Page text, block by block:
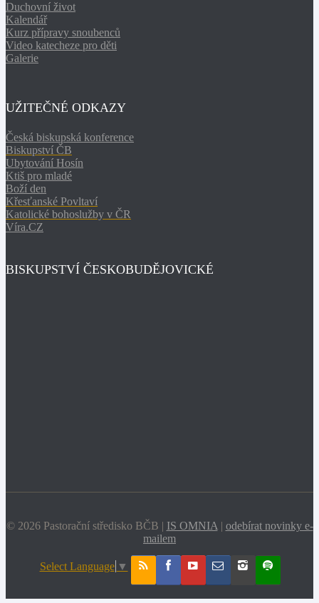
Duchovní život
Kalendář
Kurz přípravy snoubenců
Video katecheze pro děti
Galerie
UŽITEČNÉ ODKAZY
Česká biskupská konference
Biskupství ČB
Ubytování Hosín
Ktiš pro mladé
Boží den
Křesťanské Povltaví
Katolické bohoslužby v ČR
Víra.CZ
BISKUPSTVÍ ČESKOBUDĚJOVICKÉ
© 2026 Pastorační středisko BČB | IS OMNIA | odebírat novinky e-
mailem
Select Language ▼